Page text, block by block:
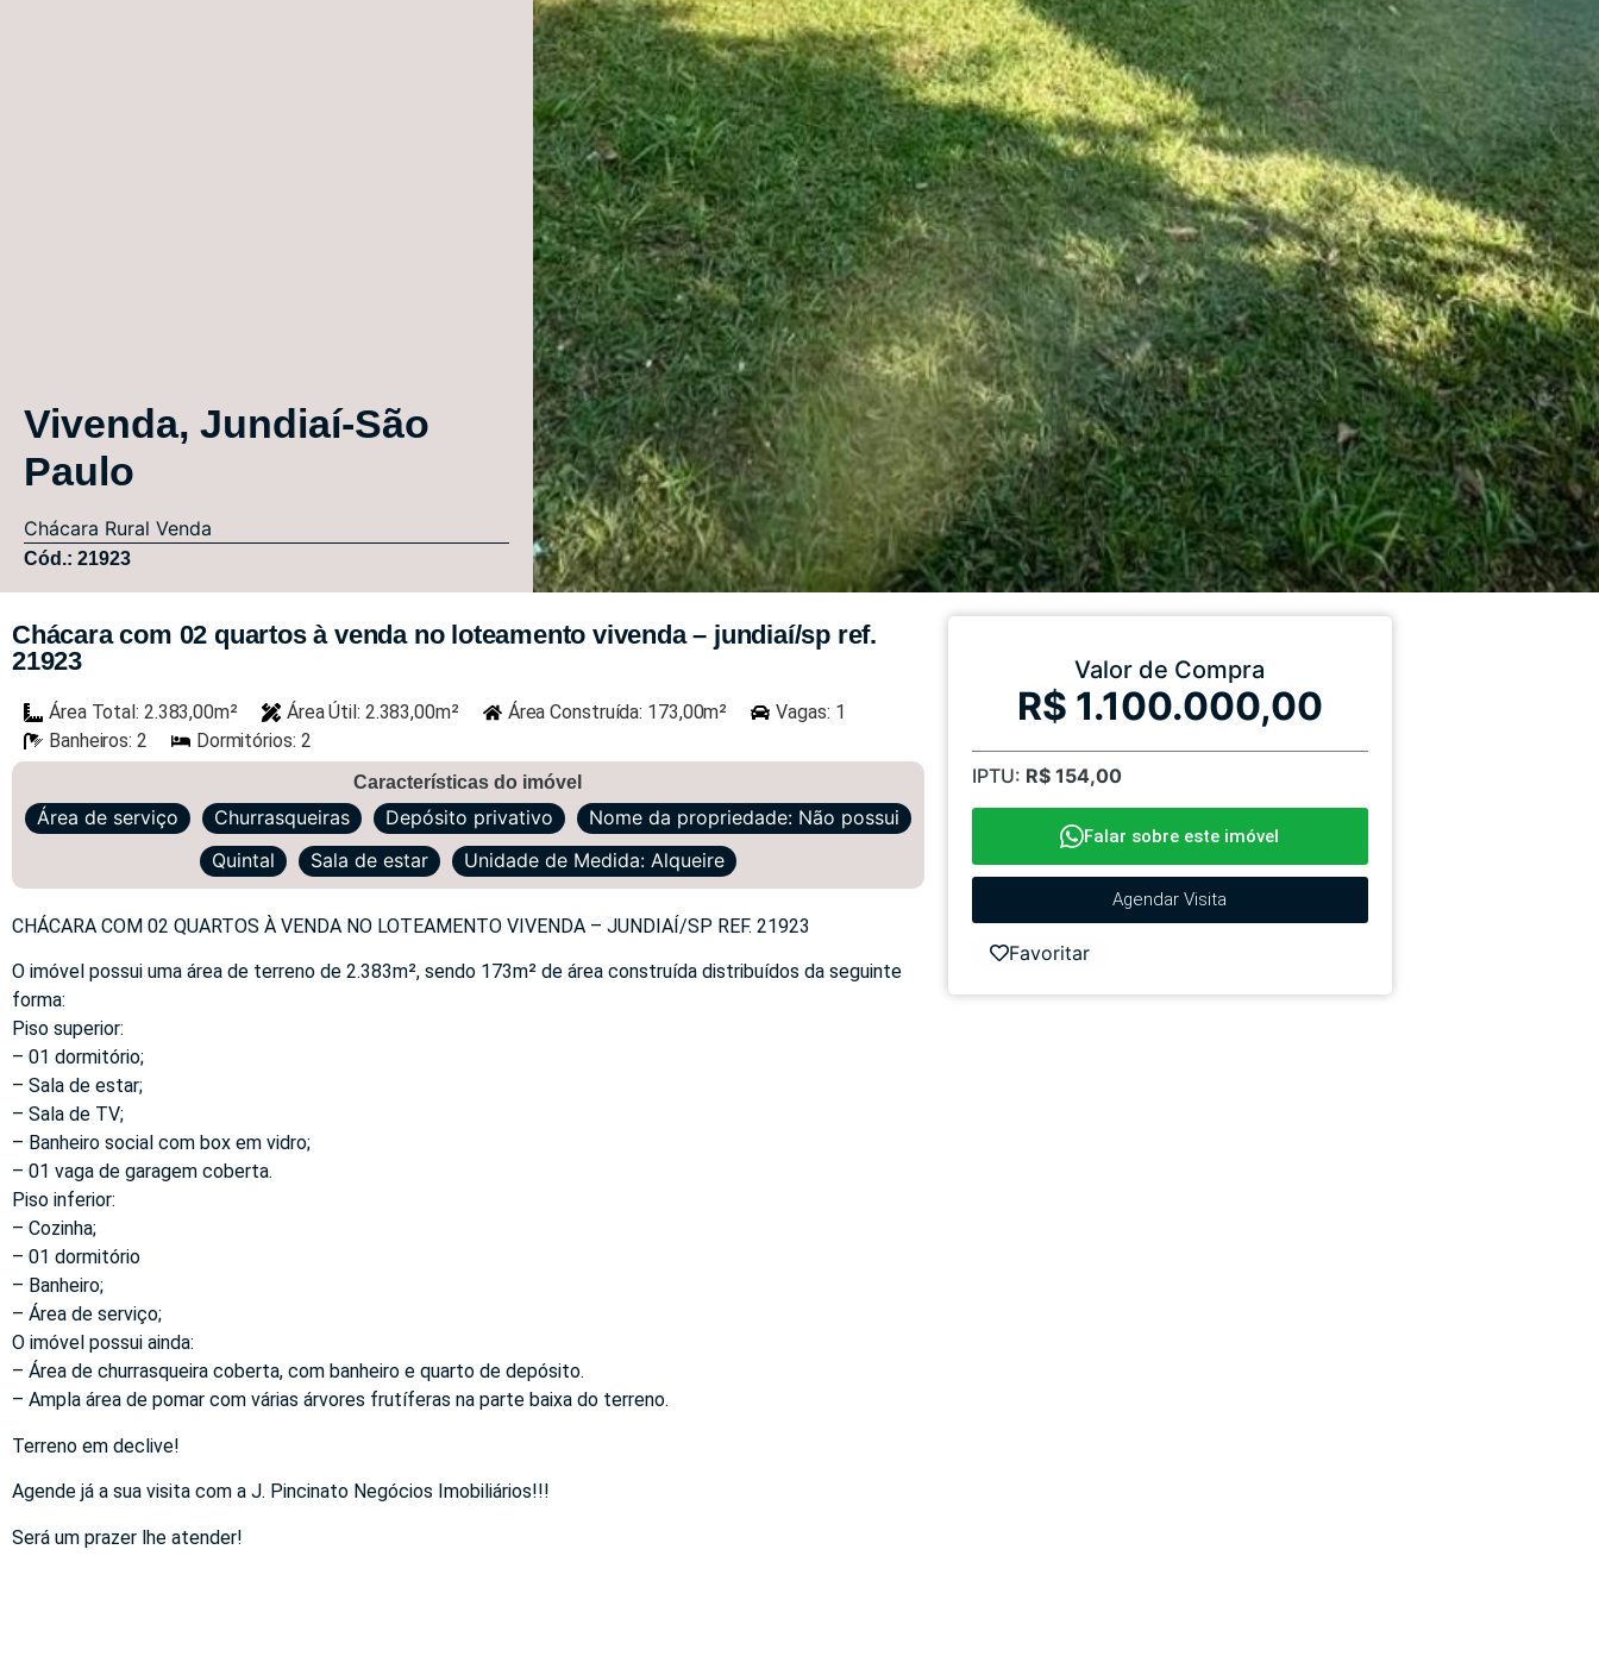
Vivenda, Jundiaí-São
Paulo
Chácara Rural Venda
Cód.: 21923
Chácara com 02 quartos à venda no loteamento vivenda – jundiaí/sp ref.
21923
Área Total: 2.383,00m² Área Útil: 2.383,00m² Área Construída: 173,00m²
Vagas: 1
Banheiros: 2
Dormitórios: 2
Características do imóvel
Área de serviço Churrasqueiras Depósito privativo
Nome da propriedade: Não possui
Quintal
Sala de estar Unidade de Medida: Alqueire
CHÁCARA COM 02 QUARTOS À VENDA NO LOTEAMENTO VIVENDA – JUNDIAÍ/SP REF. 21923
O imóvel possui uma área de terreno de 2.383m², sendo 173m² de área construída distribuídos da seguinte
forma:
Piso superior:
– 01 dormitório;
– Sala de estar;
– Sala de TV;
– Banheiro social com box em vidro;
– 01 vaga de garagem coberta.
Piso inferior:
– Cozinha;
– 01 dormitório
– Banheiro;
– Área de serviço;
O imóvel possui ainda:
– Área de churrasqueira coberta, com banheiro e quarto de depósito.
– Ampla área de pomar com várias árvores frutíferas na parte baixa do terreno.
Terreno em declive!
Agende já a sua visita com a J. Pincinato Negócios Imobiliários!!!
Será um prazer lhe atender!
Valor de Compra
R$ 1.100.000,00
IPTU: R$ 154,00
Falar sobre este imóvel
Agendar Visita
Favoritar